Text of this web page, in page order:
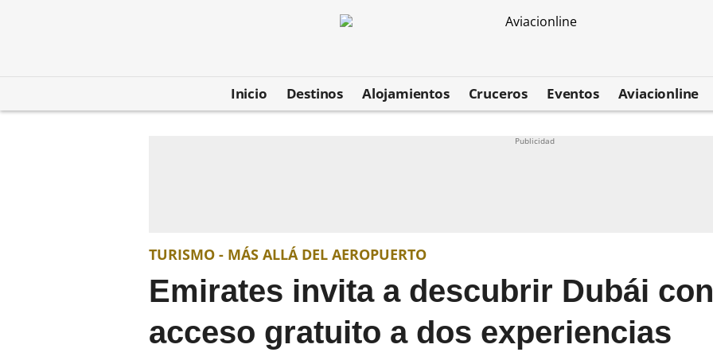
Inicio Destinos Alojamientos Cruceros Eventos Aviacionline
TURISMO - MÁS ALLÁ DEL AEROPUERTO
Emirates invita a descubrir Dubái con
acceso gratuito a dos experiencias